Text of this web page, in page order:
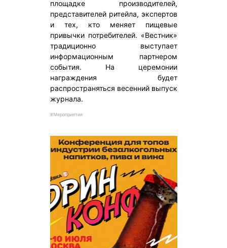
площадке производителей,
представителей ритейла, экспертов
и тех, кто меняет пищевые
привычки потребителей. «Вестник»
традиционно выступает
информационным партнером
события. На церемонии
награждения будет
распространяться весенний выпуск
журнала.
#Мероприятия